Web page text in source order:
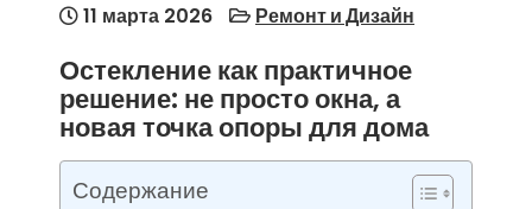
11 марта 2026 Ремонт и Дизайн
Остекление как практичное
решение: не просто окна, а
новая точка опоры для дома
Содержание